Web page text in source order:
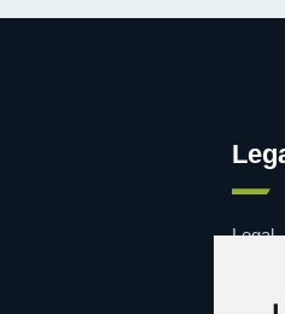
Legal